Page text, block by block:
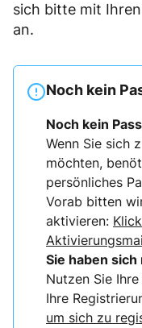
sich bitte mit
an.
Noch kein
Noch kein
Wenn Sie sich
möchten,
persönliches
Vorab bitten
aktivieren:
Sie haben
Nutzen Sie
Ihre
um sich zu